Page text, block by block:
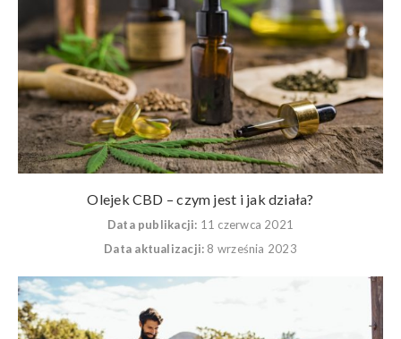
Olejek CBD – czym jest i jak działa?
Data publikacji: 11 czerwca 2021
Data aktualizacji: 8 września 2023